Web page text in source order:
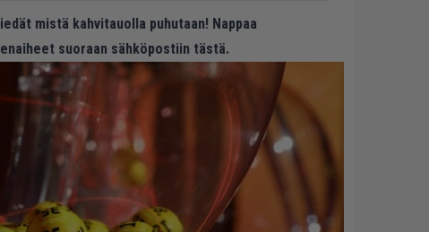
mistä kahvitauolla puhutaan! Nappaa
suoraan sähköpostiin tästä.